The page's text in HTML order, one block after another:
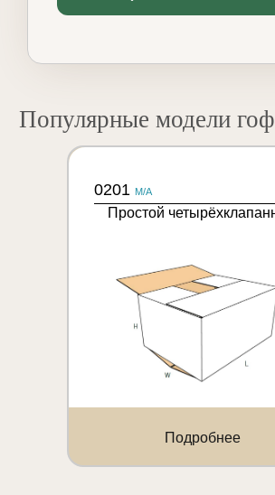
Популярные модели
0201 M/A
Простой
Подробнее